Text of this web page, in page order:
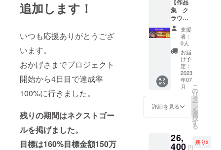
追加します！
いつも応援ありがとうござ
います。
おかげさまでプロジェクト
開始から4日目で達成率
100%に行きました。
残りの期間はネクストゴー
ルを掲げました。
目標は160%目標金額150万
にて対
応させ
ていた
だきま
す。 ※
送料込
みにな
りま
す。
落書き
しま
す。 ど
んな落
書きに
なるか
は当の
本人も
わかり
ませ
ん。 お
楽しみ
に♪ ※備
考欄に
お名前
をご記
集 ク
ラウド
ファン
ディン
グ限
定！正
規価
格】
（限定
５名）
AAA_c
hanの初
めての
作品集
です。
点をお
さめた
支援
者：
0人
お届
け予
定：
2023
年07
月
詳細を見る
こ
の
リ
タ
ー
ン
を
選
択
す
る
26,
400 円
残り2